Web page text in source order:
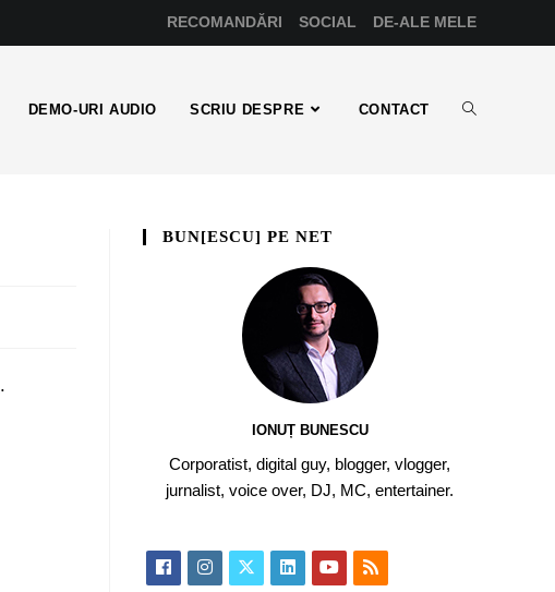
RECOMANDĂRI SOCIAL DE-ALE MELE
DEMO-URI AUDIO SCRIU DESPRE CONTACT
.
BUN[ESCU] PE NET
IONUȚ BUNESCU
Corporatist, digital guy, blogger, vlogger,
jurnalist, voice over, DJ, MC, entertainer.